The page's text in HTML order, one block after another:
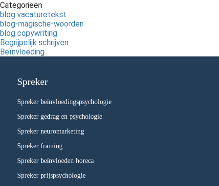
Categorieën
blog vacaturetekst
blog-magische-woorden
blog copywriting
Begrijpelijk schrijven
Beïnvloeding
Spreker
Spreker beïnvloedingspsychologie
Spreker gedrag en psychologie
Spreker neuromarketing
Spreker framing
Spreker beïnvloeden horeca
Spreker prijspsychologie